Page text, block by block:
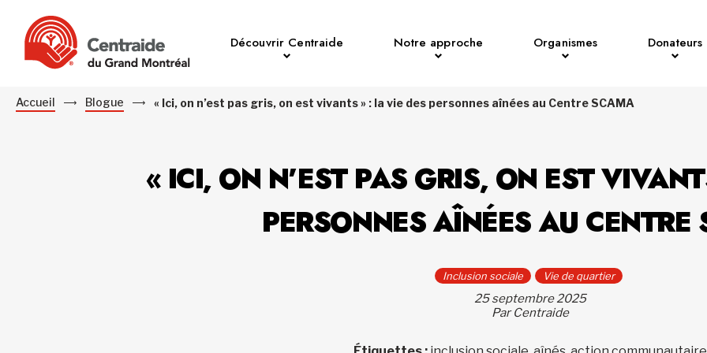
Découvrir Centraide Notre approche Organismes Donateurs
Accueil Blogue « Ici, on n’est pas gris, on est vivants » : la vie des personnes aînées au Centre SCAMA
« ICI, ON N’EST PAS GRIS, ON EST
PERSONNES AÎNÉES AU CENTRE
Inclusion sociale Vie de quartier
25 septembre 2025
Par Centraide